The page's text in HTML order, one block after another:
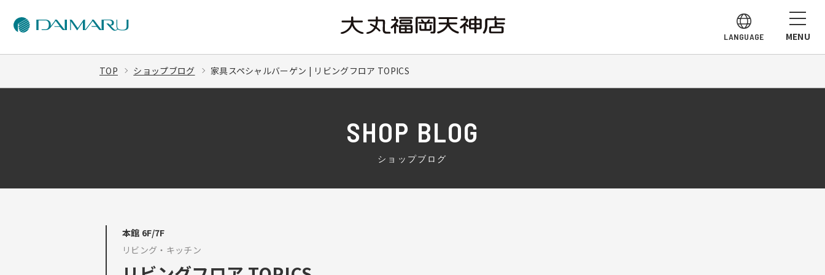
LANGUAGE MENU
TOP ショップブログ 家具スペシャルバーゲン | リビングフロア TOPICS
SHOP BLOG
ショップブログ
本館 6F/7F
リビング・キッチン